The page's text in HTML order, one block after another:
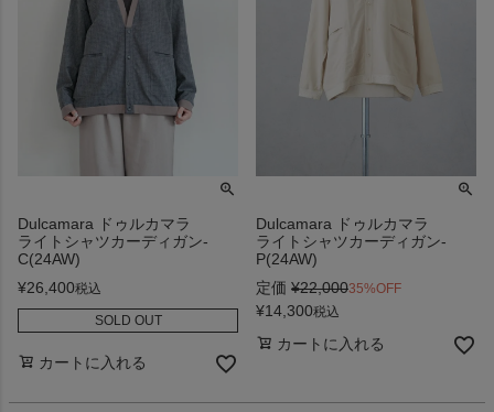
Dulcamara ドゥルカマラ
ライトシャツカーディガン-
C(24AW)
¥26,400税込
SOLD OUT
カートに入れる
Dulcamara ドゥルカマラ
ライトシャツカーディガン-
P(24AW)
定価 ¥22,00035%OFF
¥14,300税込
カートに入れる